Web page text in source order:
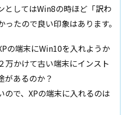
としてはWin8の時ほど「訳わ
たので良い印象はあります。
の端末にWin10を入れようか
万かけて古い端末にインスト
があるのか？
ので、XPの端末に入れるのは